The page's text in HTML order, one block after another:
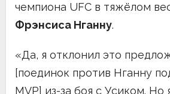
чемпиона UFC в тяжёлом
Фрэнсиса Нганну.
«Да, я отклонил это
[поединок против Нганну
MVP] из-за боя с Усиком. Но